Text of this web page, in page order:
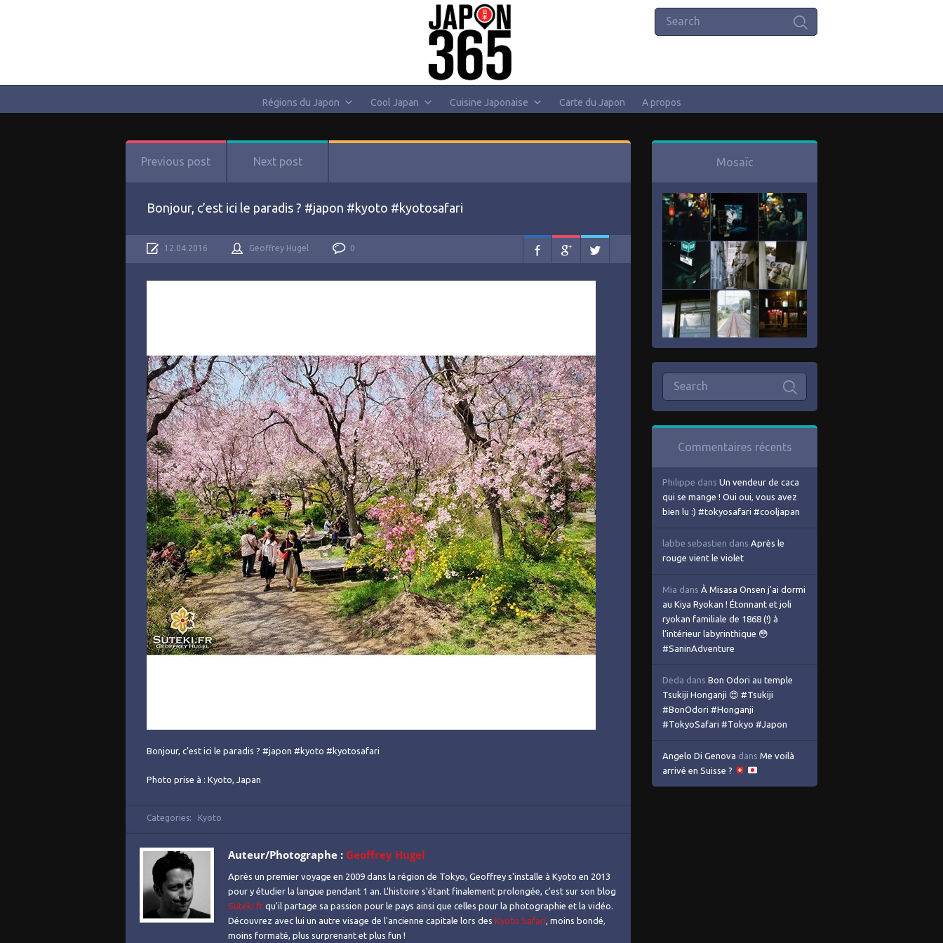
Régions du Japon Cool Japan Cuisine Japonaise Carte du Japon A propos
Previous post Next post
Bonjour, c’est ici le paradis ? #japon #kyoto #kyotosafari
12.04.2016 Geoffrey Hugel 0
Bonjour, c’est ici le paradis ? #japon #kyoto #kyotosafari
Photo prise à : Kyoto, Japan
Categories: Kyoto
Auteur/Photographe : Geoffrey Hugel
Après un premier voyage en 2009 dans la région de Tokyo, Geoffrey s'installe à Kyoto en 2013
pour y étudier la langue pendant 1 an. L'histoire s'étant finalement prolongée, c'est sur son blog
Suteki.fr qu'il partage sa passion pour le pays ainsi que celles pour la photographie et la vidéo.
Découvrez avec lui un autre visage de l'ancienne capitale lors des Kyoto Safari, moins bondé,
moins formaté, plus surprenant et plus fun !
Mosaïc
Commentaires récents
Philippe dans Un vendeur de caca
qui se mange ! Oui oui, vous avez
bien lu :) #tokyosafari #cooljapan
labbe sebastien dans Après le
rouge vient le violet
Mia dans À Misasa Onsen j’ai dormi
au Kiya Ryokan ! Étonnant et joli
ryokan familiale de 1868 (!) à
l’intérieur labyrinthique 😳
#SaninAdventure
Deda dans Bon Odori au temple
Tsukiji Honganji 😍 #Tsukiji
#BonOdori #Honganji
#TokyoSafari #Tokyo #Japon
Angelo Di Genova dans Me voilà
arrivé en Suisse ?